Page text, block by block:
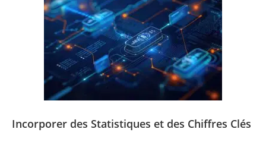
Incorporer des Statistiques et des Chiffres Clés